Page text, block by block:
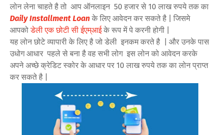
लोन लेना चाहते है तो आप ऑनलाइन 50 हजार से 10 लाख रुपये तक का
Daily Installment Loan के लिए आवेदन कर सकते है | जिसमे
आपकोडेली एक छोटी सी ईएम्आईके रूप में पे करनी होगी |
यह लोन छोटे व्यापारी के लिए है जो डेली इनकम करते है | और उनके पास
उधोग आधार पहले से बना है वह सभी लोग इस लोन को आवेदन करके
अपने अच्छे क्रेडिट स्कोर के आधार पर 10 लाख रुपये तक का लोन प्राप्त
कर सकते है |